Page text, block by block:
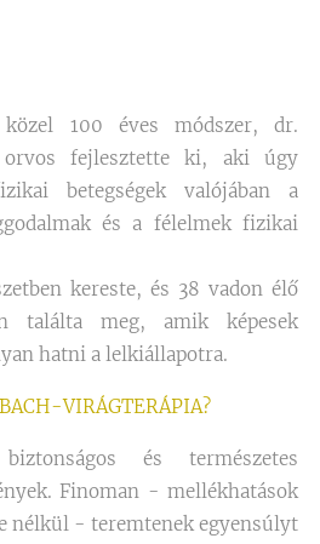
100 éves módszer, dr.
orvos fejlesztette ki, aki úgy
betegségek valójában a
és a félelmek fizikai
kereste, és 38 vadon élő
találta meg, amik képesek
hatni a lelkiállapotra.
VIRÁGTERÁPIA?
és természetes
Finoman - mellékhatások
nélkül - teremtenek egyensúlyt